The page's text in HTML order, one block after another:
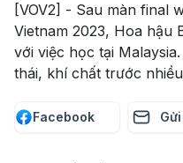
[VOV2] - Sau màn final
Vietnam 2023, Hoa hậu
với việc học tại
thái, khí chất trước
Facebook